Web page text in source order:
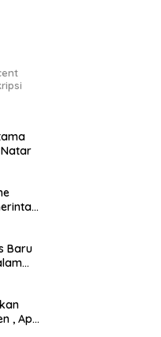
Baru
, Apri